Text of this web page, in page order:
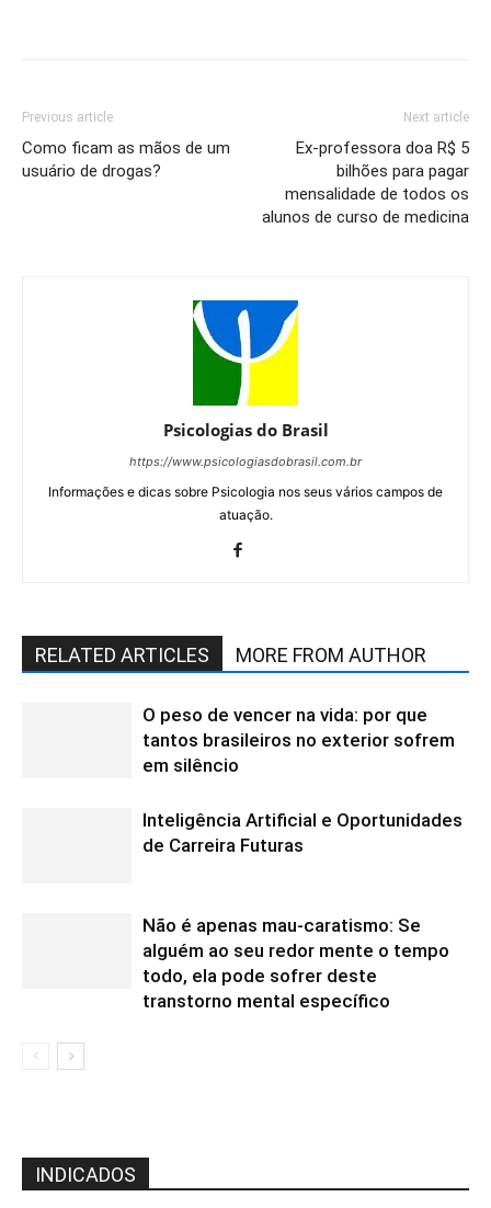
Previous article
Como ficam as mãos de um
usuário de drogas?
Next article
Ex-professora doa R$ 5
bilhões para pagar
mensalidade de todos os
alunos de curso de medicina
Psicologias do Brasil
https://www.psicologiasdobrasil.com.br
Informações e dicas sobre Psicologia nos seus vários campos de
atuação.
RELATED ARTICLES MORE FROM AUTHOR
O peso de vencer na vida: por que
tantos brasileiros no exterior sofrem
em silêncio
Inteligência Artificial e Oportunidades
de Carreira Futuras
Não é apenas mau-caratismo: Se
alguém ao seu redor mente o tempo
todo, ela pode sofrer deste
transtorno mental específico
INDICADOS